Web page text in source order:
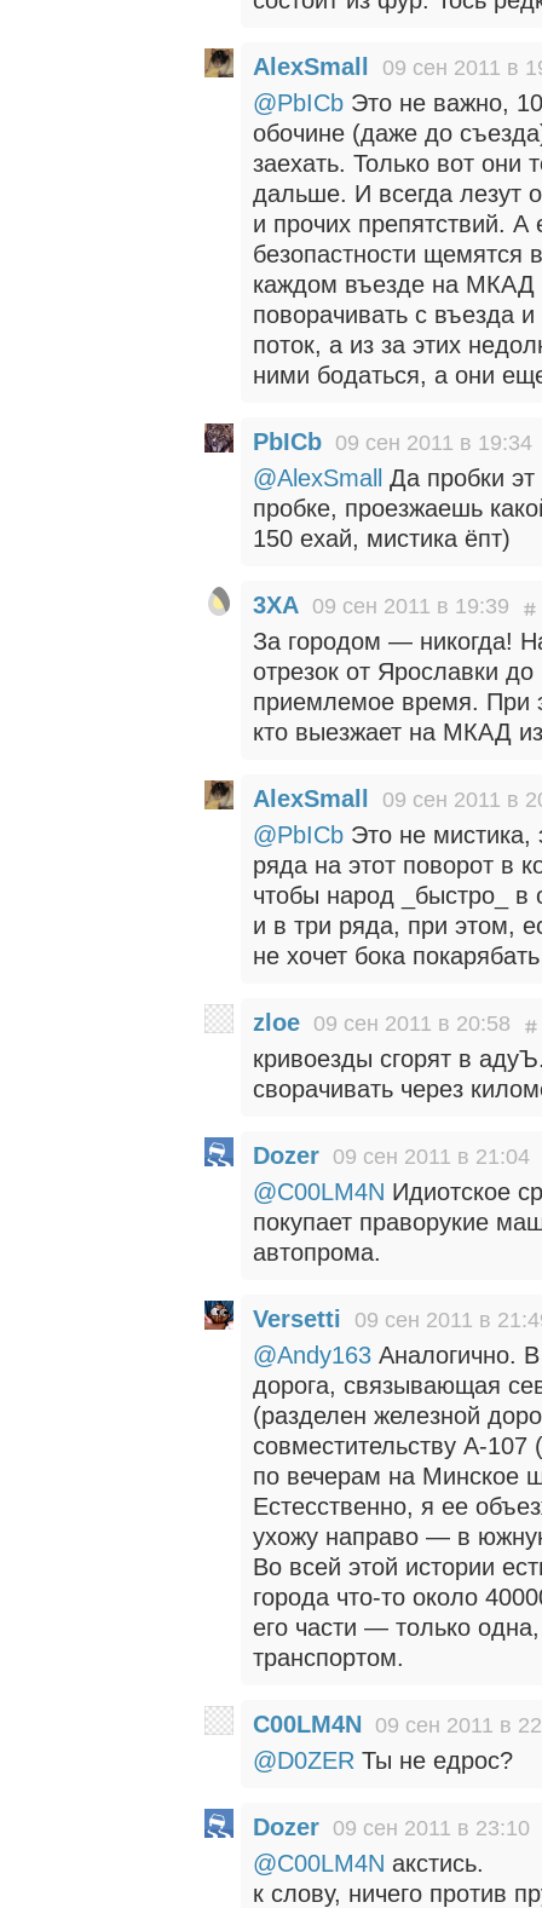
AlexSmall 09 сен 2011 в
@PbICb Это не важно,
обочине (даже до
заехать. Только вот они
дальше. И всегда лезут
и прочих препятствий.
безопастности щемятся
каждом въезде на МКАД
поворачивать с въезда
поток, а из за этих
ними бодаться, а они
PbICb 09 сен 2011 в 19:34
@AlexSmall
Да пробки
пробке, проезжаешь
150 ехай, мистика ёпт)
3XA 09 сен 2011 в 19:39
За городом — никогда!
отрезок от Ярославки
приемлемое время. При
кто выезжает на МКАД
AlexSmall 09 сен 2011 в
@PbICb Это не мистика,
ряда на этот поворот в
чтобы народ _быстро_ в
и в три ряда, при этом,
не хочет бока
zloe 09 сен 2011 в 20:58
кривоезды сгорят в
сворачивать через
Dozer 09 сен 2011 в 21:04
@C00LM4N Идиотское
покупает праворукие
автопрома.
Versetti 09 сен 2011 в
@Andy163 Аналогично.
дорога, связывающая
(разделен железной
совместительству А-
по вечерам на Минское
Естесственно, я ее
ухожу направо — в
Во всей этой истории
города что-то около
его части — только
транспортом.
C00LM4N 09 сен 2011 в
@D0ZER Ты не едрос?
Dozer 09 сен 2011 в 23:10
@C00LM4N акстись.
к слову, ничего против